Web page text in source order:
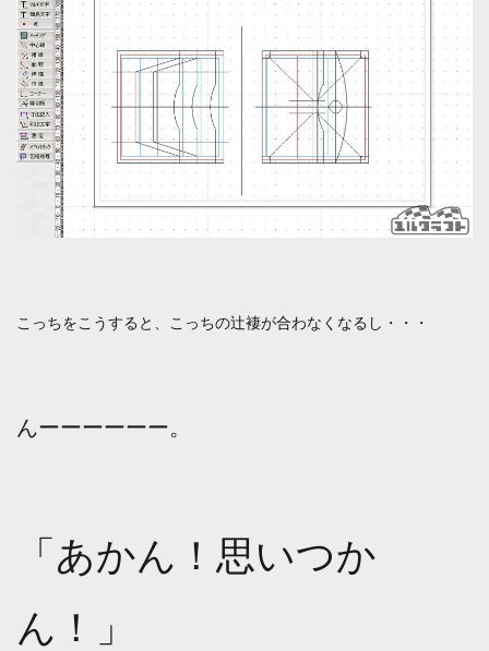
こっちをこうすると、こっちの辻褄が合わなくなるし・・・
んーーーーーー。
「あかん！思いつか
ん！」